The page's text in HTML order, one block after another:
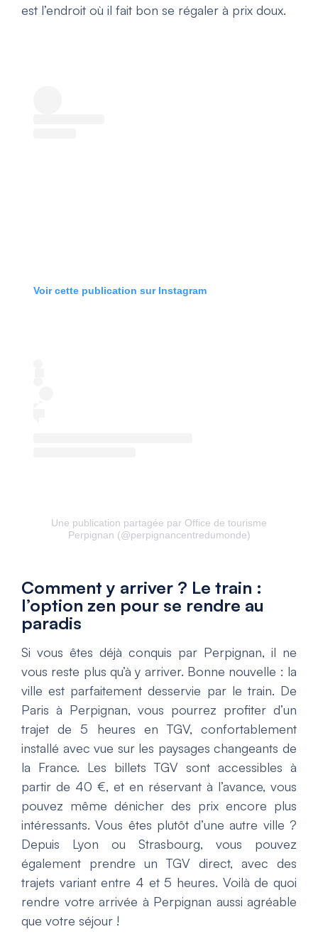
est l’endroit où il fait bon se régaler à prix doux.
Voir cette publication sur Instagram
Une publication partagée par Office de tourisme
Perpignan (@perpignancentredumonde)
Comment y arriver ? Le train :
l’option zen pour se rendre au
paradis
Si vous êtes déjà conquis par Perpignan, il ne
vous reste plus qu’à y arriver. Bonne nouvelle : la
ville est parfaitement desservie par le train. De
Paris à Perpignan, vous pourrez profiter d’un
trajet de 5 heures en TGV, confortablement
installé avec vue sur les paysages changeants de
la France. Les billets TGV sont accessibles à
partir de 40 €, et en réservant à l’avance, vous
pouvez même dénicher des prix encore plus
intéressants. Vous êtes plutôt d’une autre ville ?
Depuis Lyon ou Strasbourg, vous pouvez
également prendre un TGV direct, avec des
trajets variant entre 4 et 5 heures. Voilà de quoi
rendre votre arrivée à Perpignan aussi agréable
que votre séjour !